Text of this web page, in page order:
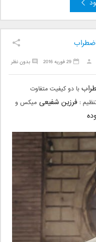
بدون نظر 29 فوریه 2016
با دو کیفیت متفاوت
: فرزین شفیعی میکس و